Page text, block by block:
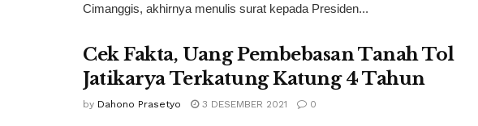
Cimanggis, akhirnya menulis surat kepada Presiden...
Cek Fakta, Uang Pembebasan Tanah Tol
Jatikarya Terkatung Katung 4 Tahun
by Dahono Prasetyo 3 DESEMBER 2021 0